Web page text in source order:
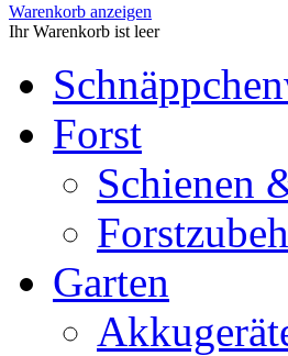
Warenkorb anzeigen
Ihr Warenkorb ist leer
Forst
Schienen
Garten